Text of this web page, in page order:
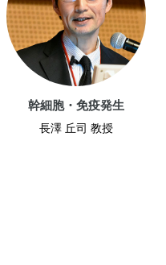
幹細胞・免疫発生
長澤 丘司 教授